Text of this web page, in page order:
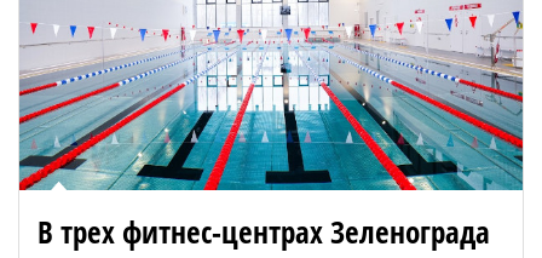
В трех фитнес-центрах Зеленограда